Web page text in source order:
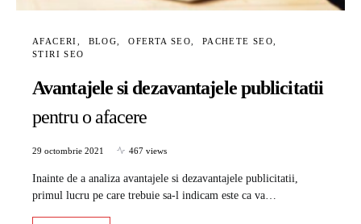
AFACERI BLOG OFERTA SEO
PACHETE SEO
STIRI SEO
Avantajele si dezavantajele publicitatii
pentru o afacere
29 octombrie 2021 467 views
Inainte de a analiza avantajele si dezavantajele publicitatii,
primul lucru pe care trebuie sa-l indicam este ca va…